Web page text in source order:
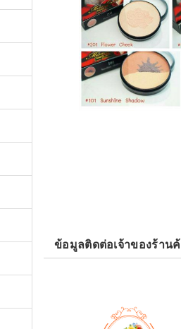
ข้อมูลติดต่อเจ้าของร้าน